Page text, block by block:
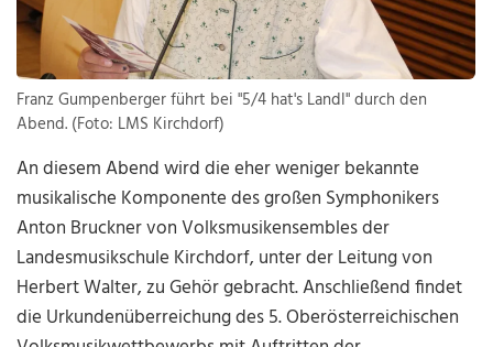
Franz Gumpenberger führt bei "5/4 hat's Landl" durch den
Abend. (Foto: LMS Kirchdorf)
An diesem Abend wird die eher weniger bekannte
musikalische Komponente des großen Symphonikers
Anton Bruckner von Volksmusikensembles der
Landesmusikschule Kirchdorf, unter der Leitung von
Herbert Walter, zu Gehör gebracht. Anschließend findet
die Urkundenüberreichung des 5. Oberösterreichischen